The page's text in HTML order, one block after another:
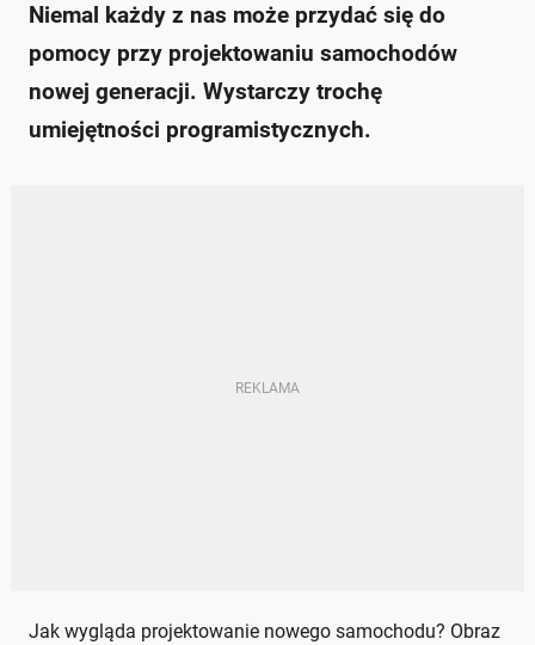
Niemal każdy z nas może przydać się do
pomocy przy projektowaniu samochodów
nowej generacji. Wystarczy trochę
umiejętności programistycznych.
Jak wygląda projektowanie nowego samochodu? Obraz